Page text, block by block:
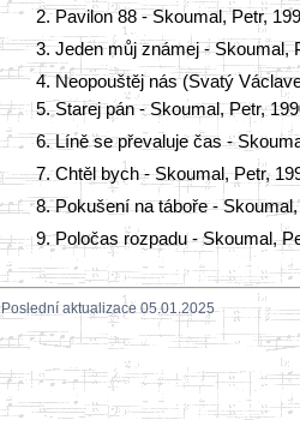
2. Pavilon 88 - Skoumal, Petr,
3. Jeden můj známej - Skoumal,
4. Neopouštěj nás (Svatý
5. Starej pán - Skoumal, Petr,
6. Líně se převaluje čas -
7. Chtěl bych - Skoumal, Petr,
8. Pokušení na táboře -
9. Poločas rozpadu - Skoumal,
Poslední aktualizace 05.01.2025